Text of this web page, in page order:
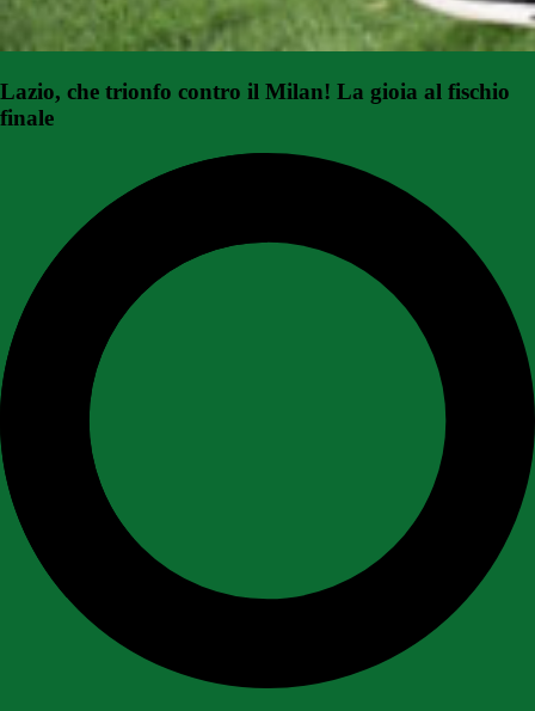
Lazio, che trionfo contro il Milan! La gioia al fischio
finale